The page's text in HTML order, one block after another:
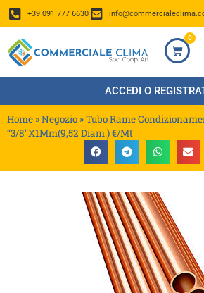
+39 091 777 6630
0
ACCEDI O
Home »Negozio »Tubo Rame
“3/8″X1Mm(9,52 Diam.) €/Mt